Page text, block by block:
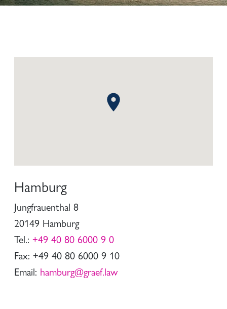
Hamburg
Jungfrauenthal 8
20149 Hamburg
Tel.: +49 40 80 6000 9 0
Fax: +49 40 80 6000 9 10
Email: hamburg@graef.law